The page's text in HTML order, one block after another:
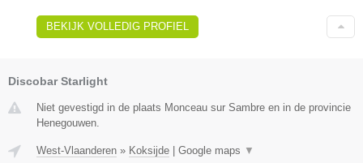
BEKIJK VOLLEDIG PROFIEL
Discobar Starlight
Niet gevestigd in de plaats Monceau sur Sambre en in de provincie
Henegouwen.
West-Vlaanderen » Koksijde Google maps ▼